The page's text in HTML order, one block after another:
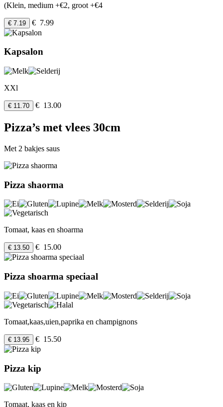
(Klein, medium +€2, groot +€4
€ 7.19 € 7.99
Kapsalon
XXl
€ 11.70 € 13.00
Pizza’s met vlees 30cm
Met 2 bakjes saus
Pizza shaorma
Tomaat, kaas en shoarma
€ 13.50 € 15.00
Pizza shoarma speciaal
Tomaat,kaas,uien,paprika en champignons
€ 13.95 € 15.50
Pizza kip
Tomaat, kaas en kip